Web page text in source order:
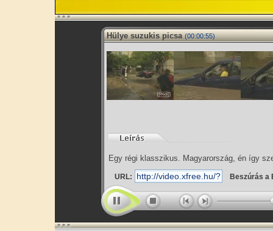
Hülye suzukis picsa (00:00:55)
Egy régi klasszikus. Magyarország, én így
URL: Beszúrás a